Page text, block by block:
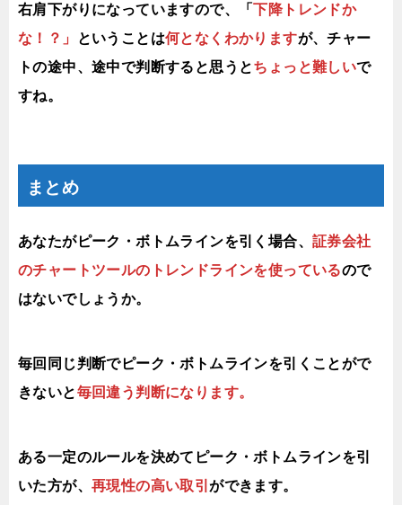
右肩下がりになっていますので、「下降トレンドか
な！？」
ということは何となくわかりますが、チャー
トの途中、途中で判断すると思うとちょっと難しいで
すね。
まとめ
あなたがピーク・ボトムラインを引く場合、 証券会社
のチャートツールのトレンドラインを使っているので
はないでしょうか。
毎回同じ判断でピーク・ボトムラインを引くことがで
きないと毎回違う判断になります。
ある一定のルールを決めてピーク・ボトムラインを引
いた方が、 再現性の高い取引ができます。